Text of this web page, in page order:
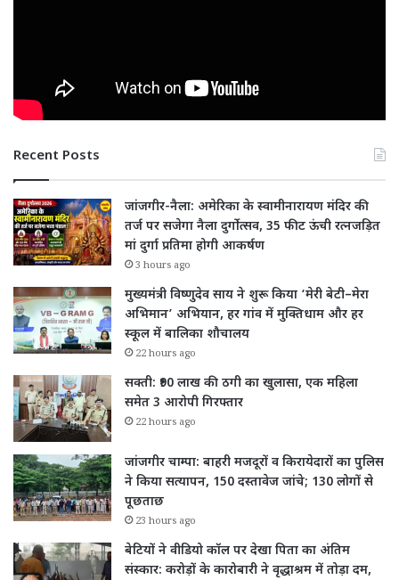
Recent Posts
जांजगीर-नैला: अमेरिका के स्वामीनारायण मंदिर की
तर्ज पर सजेगा नैला दुर्गोत्सव, 35 फीट ऊंची रत्नजड़ित
मां दुर्गा प्रतिमा होगी आकर्षण
3 hours ago
मुख्यमंत्री विष्णुदेव साय ने शुरू किया ‘मेरी बेटी–मेरा
अभिमान’ अभियान, हर गांव में मुक्तिधाम और हर
स्कूल में बालिका शौचालय
22 hours ago
सक्ती: ₹90 लाख की ठगी का खुलासा, एक महिला
समेत 3 आरोपी गिरफ्तार
22 hours ago
जांजगीर चाम्पा: बाहरी मजदूरों व किरायेदारों का पुलिस
ने किया सत्यापन, 150 दस्तावेज जांचे; 130 लोगों से
पूछताछ
23 hours ago
बेटियों ने वीडियो कॉल पर देखा पिता का अंतिम
संस्कार: करोड़ों के कारोबारी ने वृद्धाश्रम में तोड़ा दम,